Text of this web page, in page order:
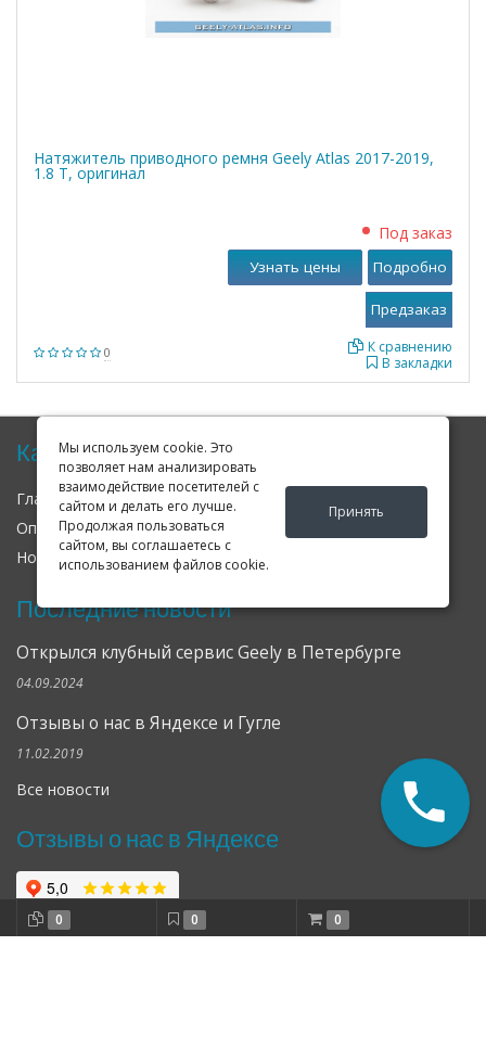
Мы используем cookie. Это
позволяет нам анализировать
взаимодействие посетителей с
сайтом и делать его лучше.
Продолжая пользоваться
сайтом, вы соглашаетесь с
использованием файлов cookie.
Принять
Натяжитель приводного ремня Geely Atlas 2017-2019,
1.8 T, оригинал
0
Под заказ
В закладки
К сравнению
Узнать цены Подробно
Карта сайта
Главная О нас
Оплата
Доставка
Новости
Оферта
Последние новости
Открылся клубный сервис Geely в Петербурге
04.09.2024
Отзывы о нас в Яндексе и Гугле
11.02.2019
Все новости
Отзывы о нас в Яндексе
0 0 0